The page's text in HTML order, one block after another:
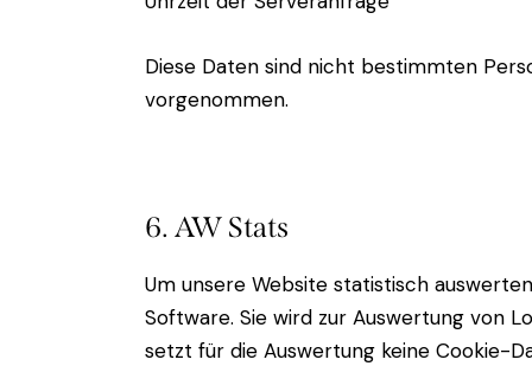
Diese Daten sind nicht bestimmten
vorgenommen.
6. AW Stats
Um unsere Website statistisch
Software. Sie wird zur Auswertung von
setzt für die Auswertung keine Cookie-